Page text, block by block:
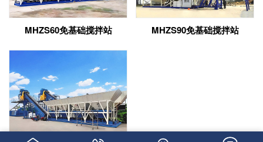
MHZS60免基础搅拌站 MHZS90免基础搅拌站